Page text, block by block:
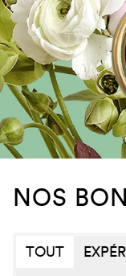
NOS
TOUT